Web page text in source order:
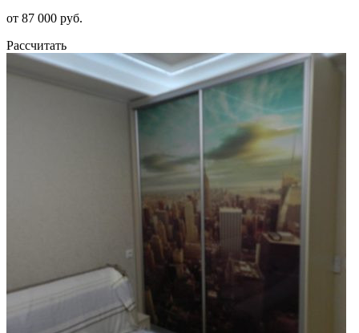
от 87 000 руб.
Рассчитать